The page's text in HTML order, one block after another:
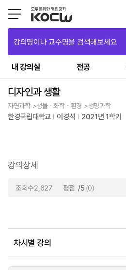
강의명이나 교수명을 검색해보세요
내 강의실 전공
디자인과 생활
자연과학 >생물ㆍ화학ㆍ환경 >생명과학
한경국립대학교 이경석 2021년 1학기
강의상세
조회수2,627 평점 /5 (0)
차시별 강의